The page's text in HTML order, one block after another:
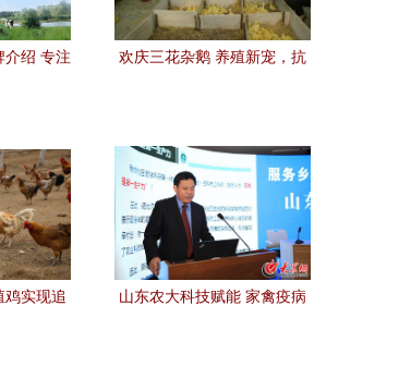
介绍 专注
欢庆三花杂鹅 养殖新宠，抗
鸡实现追
山东农大科技赋能 家禽疫病